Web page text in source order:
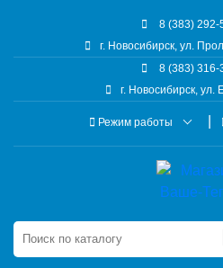
8 (383) 292-
г. Новосибирск, ул.
8 (383) 316-
г. Новосибирск, ул.
Режим работы